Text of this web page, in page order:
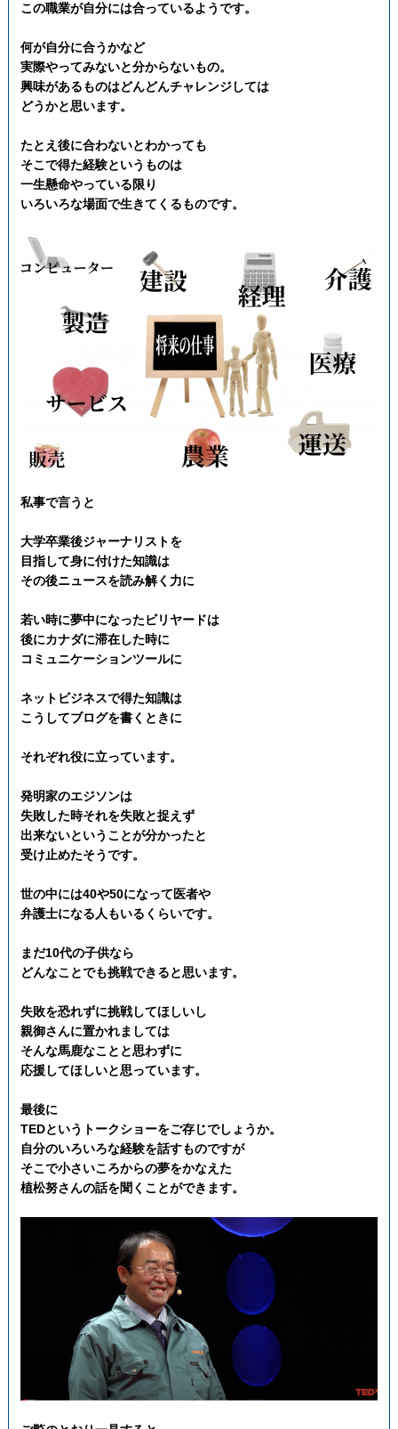
この職業が自分には合っているようです。
何が自分に合うかなど
実際やってみないと分からないもの。
興味があるものはどんどんチャレンジしては
どうかと思います。
たとえ後に合わないとわかっても
そこで得た経験というものは
一生懸命やっている限り
いろいろな場面で生きてくるものです。
私事で言うと
大学卒業後ジャーナリストを
目指して身に付けた知識は
その後ニュースを読み解く力に
若い時に夢中になったビリヤードは
後にカナダに滞在した時に
コミュニケーションツールに
ネットビジネスで得た知識は
こうしてブログを書くときに
それぞれ役に立っています。
発明家のエジソンは
失敗した時それを失敗と捉えず
出来ないということが分かったと
受け止めたそうです。
世の中には40や50になって医者や
弁護士になる人もいるくらいです。
まだ10代の子供なら
どんなことでも挑戦できると思います。
失敗を恐れずに挑戦してほしいし
親御さんに置かれましては
そんな馬鹿なことと思わずに
応援してほしいと思っています。
最後に
TEDというトークショーをご存じでしょうか。
自分のいろいろな経験を話すものですが
そこで小さいころからの夢をかなえた
植松努さんの話を聞くことができます。